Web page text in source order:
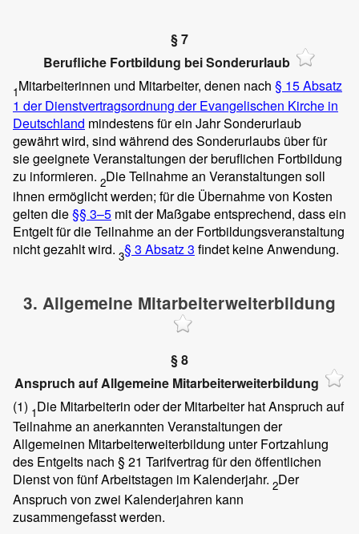
§ 7
Berufliche Fortbildung bei Sonderurlaub
1Mitarbeiterinnen und Mitarbeiter, denen nach § 15 Absatz
1 der Dienstvertragsordnung der Evangelischen Kirche in
Deutschland mindestens für ein Jahr Sonderurlaub
gewährt wird, sind während des Sonderurlaubs über für
sie geeignete Veranstaltungen der beruflichen Fortbildung
zu informieren. 2Die Teilnahme an Veranstaltungen soll
ihnen ermöglicht werden; für die Übernahme von Kosten
gelten die§§ 3–5 mit der Maßgabe entsprechend, dass ein
Entgelt für die Teilnahme an der Fortbildungsveranstaltung
nicht gezahlt wird. 3§ 3 Absatz 3 findet keine Anwendung.
3. Allgemeine Mitarbeiterweiterbildung
§ 8
Anspruch auf Allgemeine Mitarbeiterweiterbildung
(1) 1Die Mitarbeiterin oder der Mitarbeiter hat Anspruch auf
Teilnahme an anerkannten Veranstaltungen der
Allgemeinen Mitarbeiterweiterbildung unter Fortzahlung
des Entgelts nach § 21 Tarifvertrag für den öffentlichen
Dienst von fünf Arbeitstagen im Kalenderjahr. 2Der
Anspruch von zwei Kalenderjahren kann
zusammengefasst werden.